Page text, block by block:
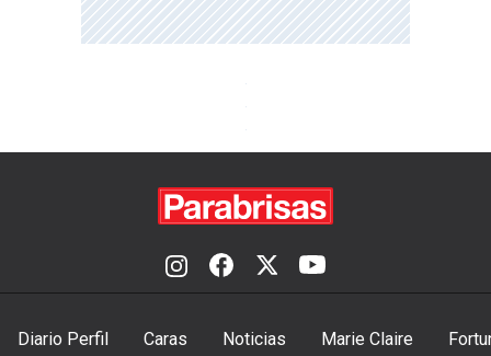
Diario Perfil Caras Noticias Marie Claire